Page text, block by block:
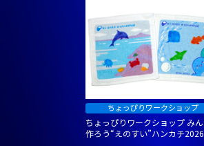
ちょっぴりワークショップ み
作ろう“えのすい”ハンカチ2026